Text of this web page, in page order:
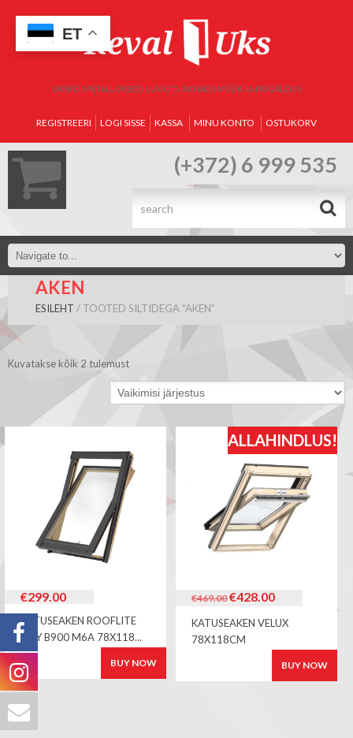
UKSED, METALLUKSED, LUUGID, AKNAD | MÜÜK JA PAIGALDUS
REGISTREERI LOGI SISSE KASSA MINU KONTO OSTUKORV
(+372) 6 999 535
AKEN
ESILEHT / TOOTED SILTIDEGA “AKEN”
Kuvatakse kõik 2 tulemust
€299.00
KATUSEAKEN ROOFLITE
DVY B900 M6A 78X118...
BUY NOW
ALLAHINDLUS!
€469.00 Algne
oli:
€469.00.
€428.00Current
is:
KATUSEAKEN VELUX
78X118CM
BUY NOW
ET